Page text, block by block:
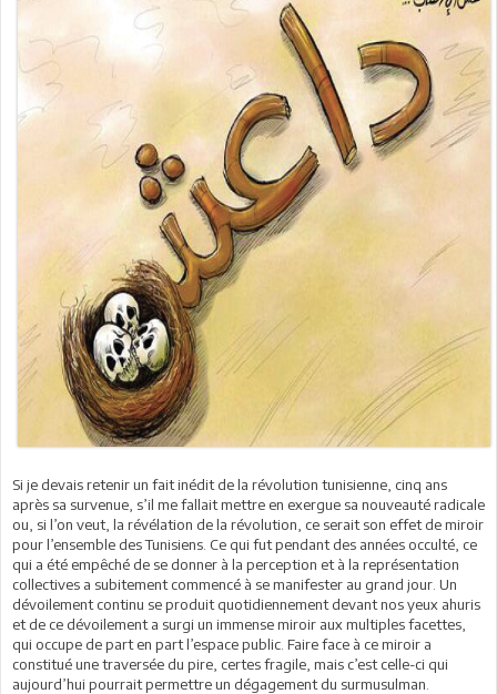
Si je devais retenir un fait inédit de la révolution tunisienne, cinq ans
après sa survenue, s’il me fallait mettre en exergue sa nouveauté radicale
ou, si l’on veut, la révélation de la révolution, ce serait son effet de miroir
pour l’ensemble des Tunisiens. Ce qui fut pendant des années occulté, ce
qui a été empêché de se donner à la perception et à la représentation
collectives a subitement commencé à se manifester au grand jour. Un
dévoilement continu se produit quotidiennement devant nos yeux ahuris
et de ce dévoilement a surgi un immense miroir aux multiples facettes,
qui occupe de part en part l’espace public. Faire face à ce miroir a
constitué une traversée du pire, certes fragile, mais c’est celle-ci qui
aujourd’hui pourrait permettre un dégagement du surmusulman.